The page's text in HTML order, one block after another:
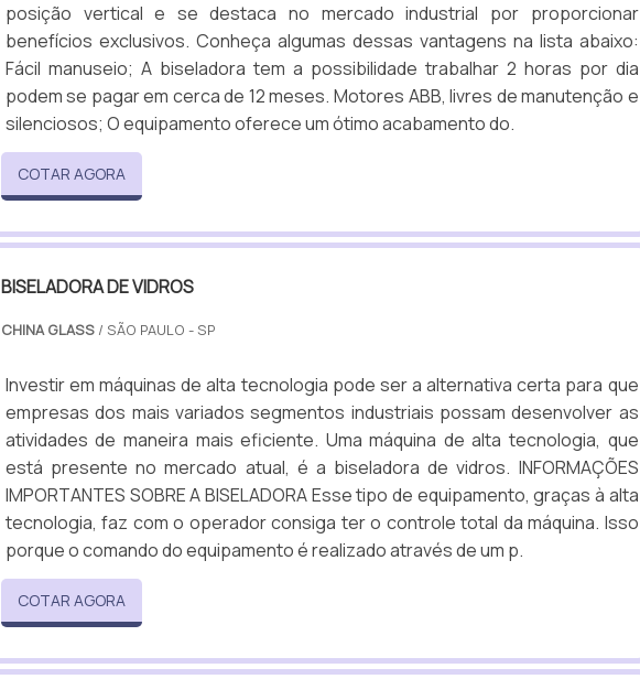
posição vertical e se destaca no mercado industrial por proporcionar
benefícios exclusivos. Conheça algumas dessas vantagens na lista abaixo:
Fácil manuseio; A biseladora tem a possibilidade trabalhar 2 horas por dia
podem se pagar em cerca de 12 meses. Motores ABB, livres de manutenção e
silenciosos; O equipamento oferece um ótimo acabamento do.
COTAR AGORA
BISELADORA DE VIDROS
CHINA GLASS/ SÃO PAULO - SP
Investir em máquinas de alta tecnologia pode ser a alternativa certa para que
empresas dos mais variados segmentos industriais possam desenvolver as
atividades de maneira mais eficiente. Uma máquina de alta tecnologia, que
está presente no mercado atual, é a biseladora de vidros. INFORMAÇÕES
IMPORTANTES SOBRE A BISELADORA Esse tipo de equipamento, graças à alta
tecnologia, faz com o operador consiga ter o controle total da máquina. Isso
porque o comando do equipamento é realizado através de um p.
COTAR AGORA